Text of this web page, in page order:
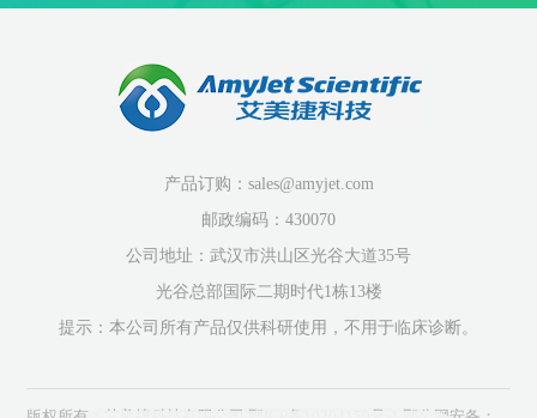
产品订购：sales@amyjet.com
邮政编码：430070
公司地址：武汉市洪山区光谷大道35号
光谷总部国际二期时代1栋13楼
提示：本公司所有产品仅供科研使用，不用于临床诊断。